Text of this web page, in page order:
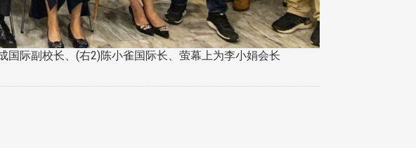
际副校长、(右2)陈小雀国际长、萤幕上为李小娟会长